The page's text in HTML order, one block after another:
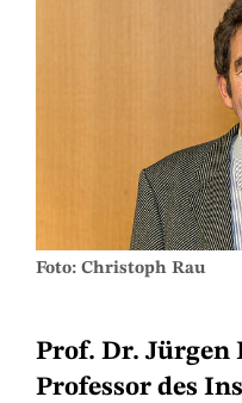
Foto: Christoph Rau
Prof. Dr.
Professor des